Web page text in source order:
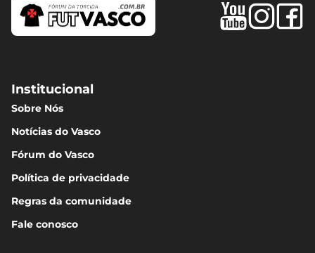
Institucional
Sobre Nós
Notícias do Vasco
Fórum do Vasco
Política de privacidade
Regras da comunidade
Fale conosco